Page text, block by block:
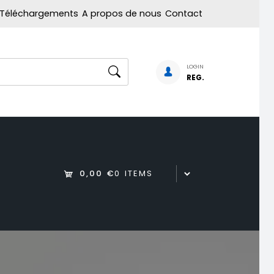
Téléchargements A propos de nous Contact
LOGIN
REG.
0,00 €0 ITEMS